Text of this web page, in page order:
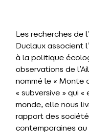
Les recherches de
Duclaux associent
à la politique
observations de
nommé le « Monte
« subversive » qui
monde, elle nous
rapport des
contemporaines au